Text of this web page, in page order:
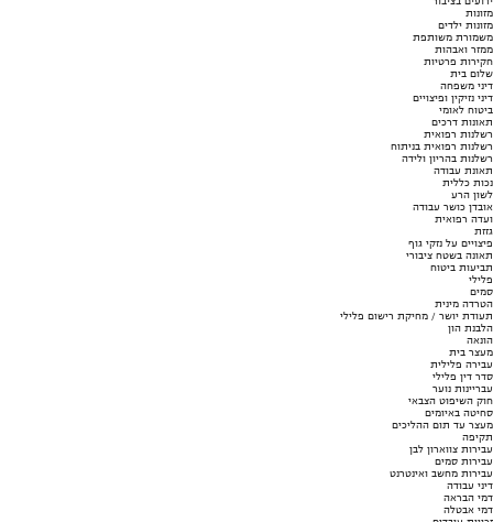
מזונות
מזונות ילדים
משמורת משותפת
ממזר ואבהות
חקירות פרטיות
שלום בית
דיני משפחה
דיני נזיקין ופיצויים
ביטוח לאומי
תאונות דרכים
רשלנות רפואית
רשלנות רפואית בניתוח
רשלנות בהריון ולידה
תאונת עבודה
נכות כללית
לשון הרע
אובדן כושר עבודה
ועדה רפואית
גזזת
פיצויים על נזקי גוף
תאונה בשטח ציבורי
תביעות ביטוח
פלילי
סמים
הטרדה מינית
תעודת יושר / מחיקת רישום פלילי
הלבנת הון
הונאה
מעצר בית
עבירה פלילית
סדר דין פלילי
עבריינות נוער
חוק השיפוט הצבאי
סחיטה באיומים
מעצר עד תום ההליכים
תקיפה
עבירות צווארון לבן
עבירות סמים
עבירות מחשב ואינטרנט
דיני עבודה
דמי הבראה
דמי אבטלה